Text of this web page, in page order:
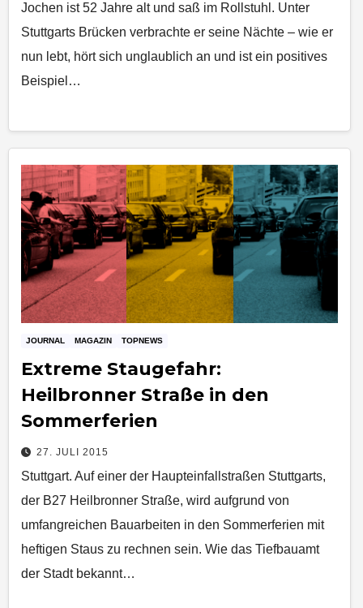
Jochen ist 52 Jahre alt und saß im Rollstuhl. Unter
Stuttgarts Brücken verbrachte er seine Nächte – wie er
nun lebt, hört sich unglaublich an und ist ein positives
Beispiel…
JOURNAL MAGAZIN TOPNEWS
Extreme Staugefahr:
Heilbronner Straße in den
Sommerferien
27. JULI 2015
Stuttgart. Auf einer der Haupteinfallstraßen Stuttgarts,
der B27 Heilbronner Straße, wird aufgrund von
umfangreichen Bauarbeiten in den Sommerferien mit
heftigen Staus zu rechnen sein. Wie das Tiefbauamt
der Stadt bekannt…